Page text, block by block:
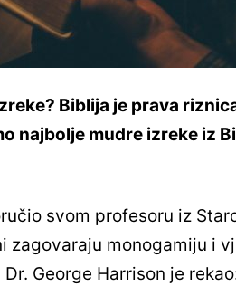
Biblija je prava
najbolje mudre izreke iz
svom profesoru iz
zagovaraju monogamiju i
Dr. George Harrison je